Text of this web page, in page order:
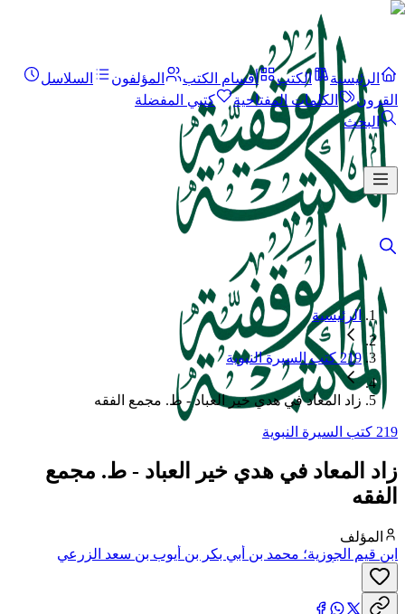
الرئيسية الكتب أقسام الكتب المؤلفون
السلاسل
القرون
الكلمات المفتاحية
كتبي المفضلة
البحث
الرئيسية
219 كتب السيرة النبوية
زاد المعاد في هدي خير العباد - ط. مجمع الفقه
219 كتب السيرة النبوية
زاد المعاد في هدي خير العباد - ط. مجمع
الفقه
المؤلف
ابن قيم الجوزية؛ محمد بن أبي بكر بن أيوب بن سعد الزرعي
الدمشقي، أبو عبد الله، شمس الدين